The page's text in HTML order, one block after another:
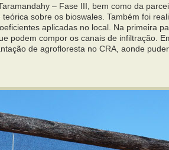
– Fase III, bem como da
sobre os bioswales. Também foi
aplicadas no local. Na primeira
podem compor os canais de infiltração.
de agrofloresta no CRA, aonde